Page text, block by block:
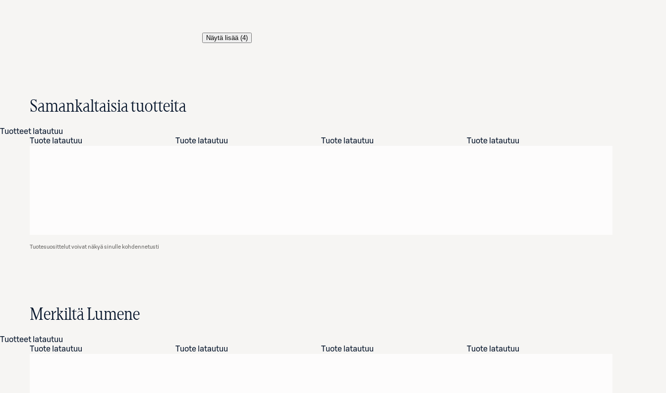
Näytä lisää (4)
Samankaltaisia tuotteita
Tuotteet latautuu
Tuote latautuu
Tuote latautuu Tuote latautuu Tuote latautuu
Tuotesuosittelut voivat näkyä sinulle kohdennetusti
Merkiltä Lumene
Tuotteet latautuu
Tuote latautuu
Tuote latautuu Tuote latautuu Tuote latautuu